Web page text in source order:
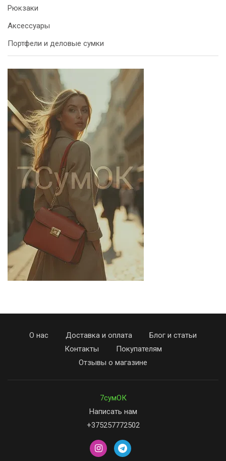
Рюкзаки
Аксессуары
Портфели и деловые сумки
О нас Доставка и оплата
Блог и статьи
Контакты
Покупателям
Отзывы о магазине
7сумОК
Написать нам
+375257772502